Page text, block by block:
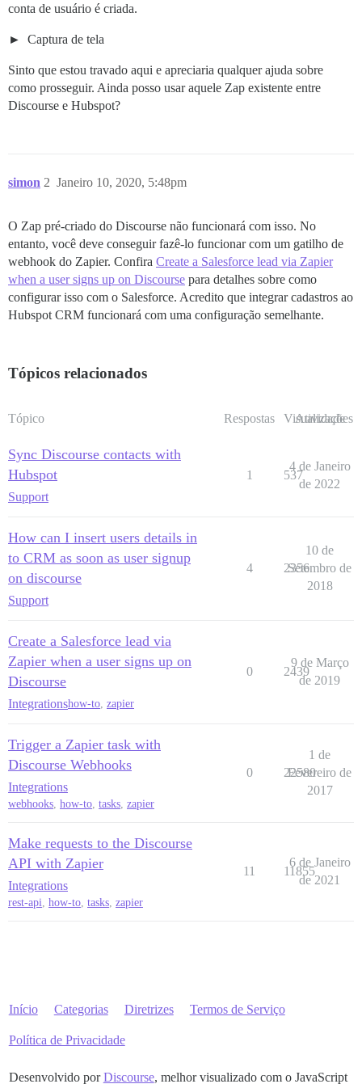
conta de usuário é criada.
Captura de tela
Sinto que estou travado aqui e apreciaria qualquer ajuda sobre
como prosseguir. Ainda posso usar aquele Zap existente entre
Discourse e Hubspot?
simon Janeiro 10, 2020, 5:48pm
2
O Zap pré-criado do Discourse não funcionará com isso. No
entanto, você deve conseguir fazê-lo funcionar com um gatilho de
webhook do Zapier. Confira Create a Salesforce lead via Zapier
when a user signs up on Discourse para detalhes sobre como
configurar isso com o Salesforce. Acredito que integrar cadastros ao
Hubspot CRM funcionará com uma configuração semelhante.
Tópicos relacionados
Tópico Respostas Visualizações
Atividade
Sync Discourse contacts with
Hubspot
Support
1 537
4 de Janeiro
de 2022
How can I insert users details in
to CRM as soon as user signup
on discourse
Support
4 2356
10 de
Setembro de
2018
Create a Salesforce lead via
Zapier when a user signs up on
Discourse
Integrationshow-to, zapier
0 2439
9 de Março
de 2019
Trigger a Zapier task with
Discourse Webhooks
Integrations
webhooks how-to tasks zapier
0 22580
1 de
Fevereiro de
2017
Make requests to the Discourse
API with Zapier
Integrations
rest-api how-to tasks zapier
11 11855
6 de Janeiro
de 2021
Início Categorias Diretrizes Termos de Serviço
Política de Privacidade
Desenvolvido porDiscourse, melhor visualizado com o JavaScript